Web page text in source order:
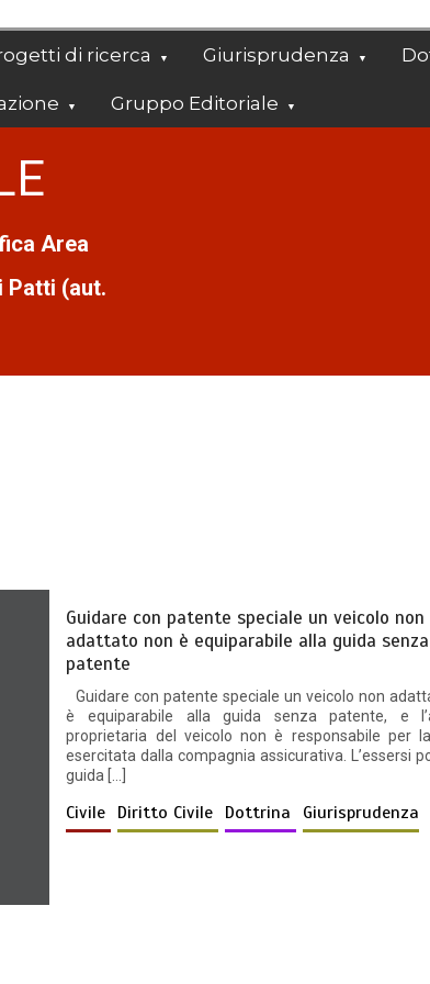
di ricerca Giurisprudenza
Gruppo Editoriale
Area
Patti (aut.
Guidare con patente speciale un veicolo non
adattato non è equiparabile alla guida senza
patente
Guidare con patente speciale un veicolo non
è equiparabile alla guida senza patente, e
proprietaria del veicolo non è responsabile per
esercitata dalla compagnia assicurativa. L’essersi
guida […]
Civile Diritto Civile Dottrina Giurisprudenza